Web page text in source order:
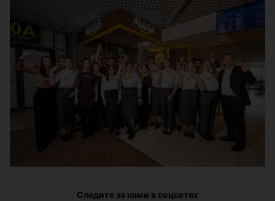
Следите за нами в соцсетях